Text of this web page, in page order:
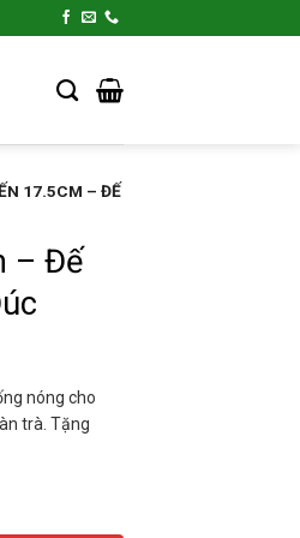
17.5CM – ĐẾ
– Đế
nóng cho
trà. Tặng
- Gang Đúc số lượng